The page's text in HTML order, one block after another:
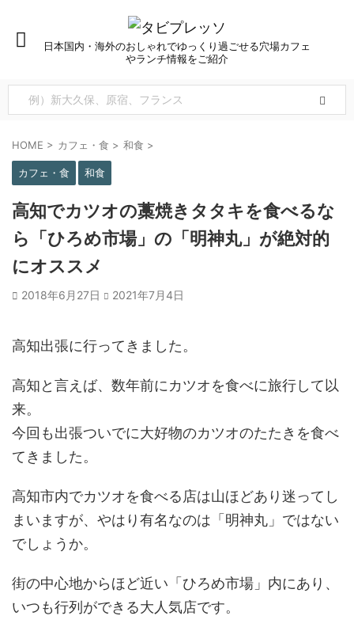
日本国内・海外のおしゃれでゆっくり過ごせる穴場カフェ
やランチ情報をご紹介
HOME > カフェ・食 > 和食 >
カフェ・食 和食
高知でカツオの藁焼きタタキを食べるな
ら「ひろめ市場」の「明神丸」が絶対的
にオススメ
2018年6月27日 2021年7月4日
高知出張に行ってきました。
高知と言えば、数年前にカツオを食べに旅行して以
来。
今回も出張ついでに大好物のカツオのたたきを食べ
てきました。
高知市内でカツオを食べる店は山ほどあり迷ってし
まいますが、やはり有名なのは「明神丸」ではない
でしょうか。
街の中心地からほど近い「ひろめ市場」内にあり、
いつも行列ができる大人気店です。